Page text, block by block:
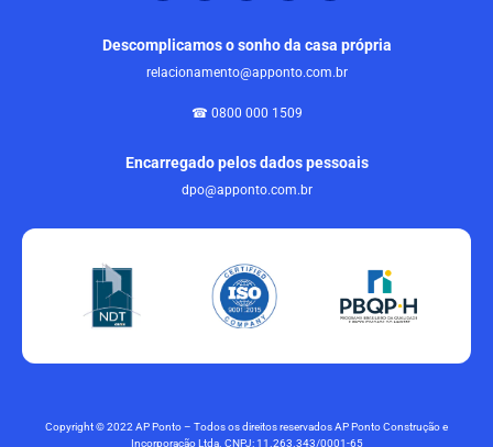
Descomplicamos o sonho da casa própria
relacionamento@apponto.com.br
☎ 0800 000 1509
Encarregado pelos dados pessoais
dpo@apponto.com.br
Copyright © 2022 AP Ponto – Todos os direitos reservados AP Ponto Construção e
Incorporação Ltda. CNPJ: 11.263.343/0001-65